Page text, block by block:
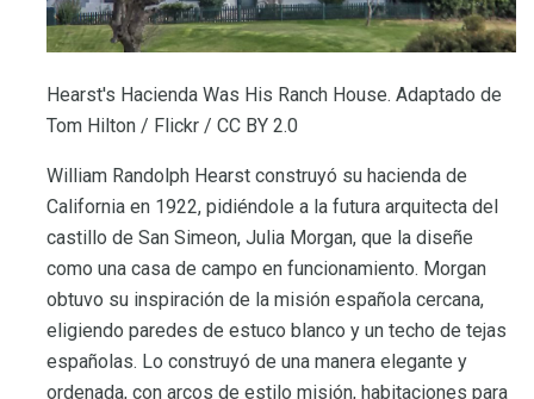
Hearst's Hacienda Was His Ranch House. Adaptado de
Tom Hilton / Flickr / CC BY 2.0
William Randolph Hearst construyó su hacienda de
California en 1922, pidiéndole a la futura arquitecta del
castillo de San Simeon, Julia Morgan, que la diseñe
como una casa de campo en funcionamiento. Morgan
obtuvo su inspiración de la misión española cercana,
eligiendo paredes de estuco blanco y un techo de tejas
españolas. Lo construyó de una manera elegante y
ordenada, con arcos de estilo misión, habitaciones para